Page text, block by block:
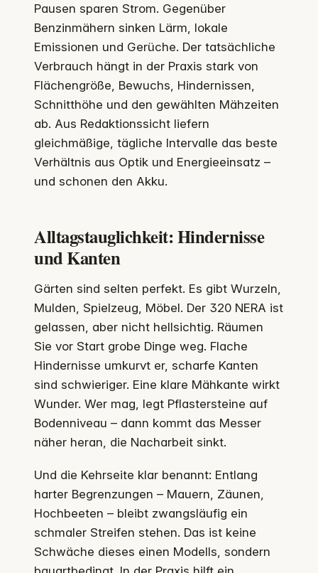
Pausen sparen Strom. Gegenüber
Benzinmähern sinken Lärm, lokale
Emissionen und Gerüche. Der tatsächliche
Verbrauch hängt in der Praxis stark von
Flächengröße, Bewuchs, Hindernissen,
Schnitthöhe und den gewählten Mähzeiten
ab. Aus Redaktionssicht liefern
gleichmäßige, tägliche Intervalle das beste
Verhältnis aus Optik und Energieeinsatz –
und schonen den Akku.
Alltagstauglichkeit: Hindernisse
und Kanten
Gärten sind selten perfekt. Es gibt Wurzeln,
Mulden, Spielzeug, Möbel. Der 320 NERA ist
gelassen, aber nicht hellsichtig. Räumen
Sie vor Start grobe Dinge weg. Flache
Hindernisse umkurvt er, scharfe Kanten
sind schwieriger. Eine klare Mähkante wirkt
Wunder. Wer mag, legt Pflastersteine auf
Bodenniveau – dann kommt das Messer
näher heran, die Nacharbeit sinkt.
Und die Kehrseite klar benannt: Entlang
harter Begrenzungen – Mauern, Zäunen,
Hochbeeten – bleibt zwangsläufig ein
schmaler Streifen stehen. Das ist keine
Schwäche dieses einen Modells, sondern